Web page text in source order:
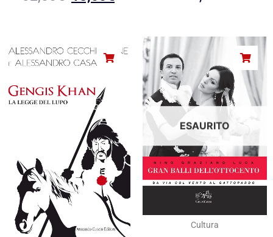
ESAURITO
Cultura